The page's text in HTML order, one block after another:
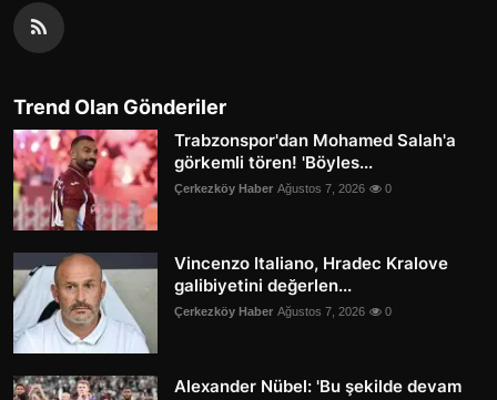
Trend Olan Gönderiler
Trabzonspor'dan Mohamed Salah'a
görkemli tören! 'Böyles...
Çerkezköy Haber Ağustos 7, 2026 0
Vincenzo Italiano, Hradec Kralove
galibiyetini değerlen...
Çerkezköy Haber Ağustos 7, 2026 0
Alexander Nübel: 'Bu şekilde devam